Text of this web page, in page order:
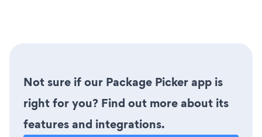
Not sure if our Package Picker app is
right for you? Find out more about its
features and integrations.